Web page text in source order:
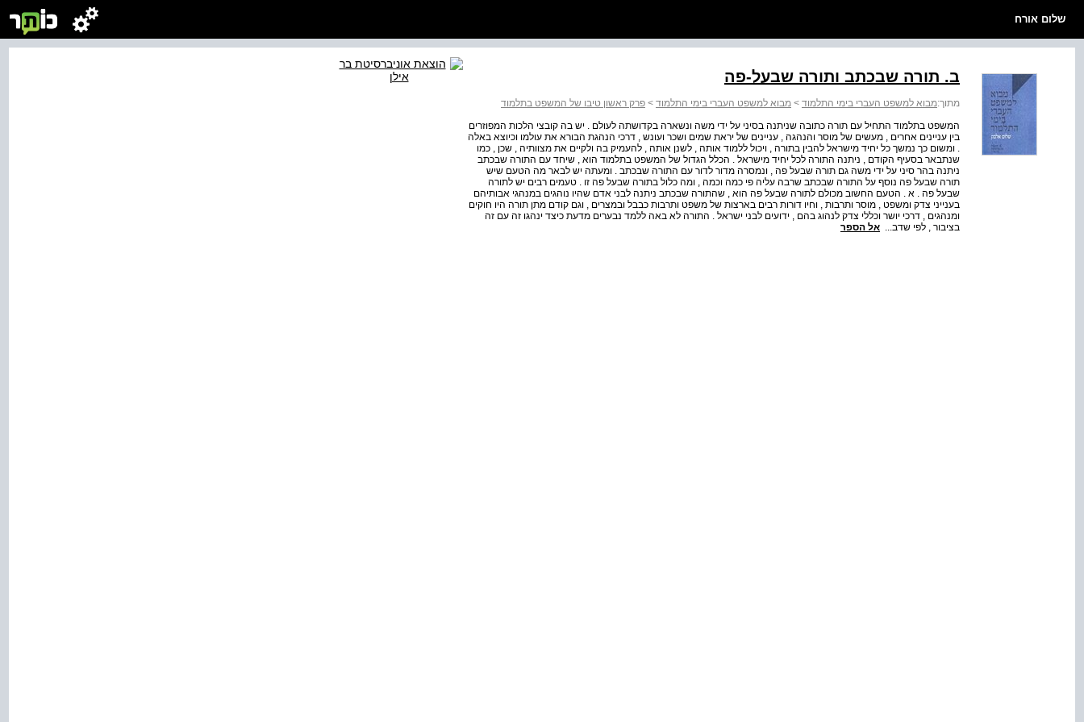
שלום אורח
ב. תורה שבכתב ותורה שבעל-פה
מתוך:מבוא למשפט העברי בימי התלמוד > מבוא למשפט העברי בימי התלמוד > פרק ראשון טיבו של המשפט בתלמוד
המשפט בתלמוד התחיל עם תורה כתובה שניתנה בסיני על ידי משה ונשארה בקדושתה לעולם . יש בה קובצי הלכות המפוזרים
בין עניינים אחרים , מעשים של מוסר והנהגה , עניינים של יראת שמים ושכר ועונש , דרכי הנהגת הבורא את עולמו וכיוצא באלה
. ומשום כך נמשך כל יחיד מישראל להבין בתורה , ויכול ללמוד אותה , לשנן אותה , להעמיק בה ולקיים את מצוותיה , שכן , כמו
שנתבאר בסעיף הקודם , ניתנה התורה לכל יחיד מישראל . הכלל הגדול של המשפט בתלמוד הוא , שיחד עם התורה שבכתב
ניתנה בהר סיני על ידי משה גם תורה שבעל פה , ונמסרה מדור לדור עם התורה שבכתב . ומעתה יש לבאר מה הטעם שיש
תורה שבעל פה נוסף על התורה שבכתב שרבה עליה פי כמה וכמה , ומה כלול בתורה שבעל פה זו . טעמים רבים יש לתורה
שבעל פה . א . הטעם החשוב מכולם לתורה שבעל פה הוא , שהתורה שבכתב ניתנה לבני אדם שהיו נוהגים במנהגי אבותיהם
בענייני צדק ומשפט , מוסר ותרבות , וחיו דורות רבים בארצות של משפט ותרבות כבבל ובמצרים , וגם קודם מתן תורה היו חוקים
ומנהגים , דרכי יושר וכללי צדק לנהוג בהם , ידועים לבני ישראל . התורה לא באה ללמד נבערים מדעת כיצד ינהגו זה עם זה
בציבור , לפי שדב... אל הספר